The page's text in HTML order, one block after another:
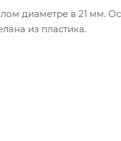
диаметре в 21 мм.
из пластика.